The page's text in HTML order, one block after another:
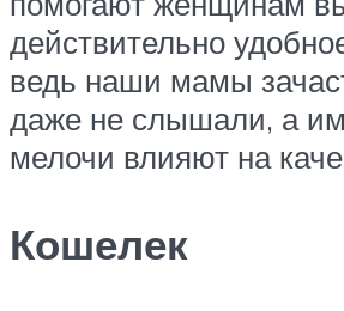
действительно
ведь наши мамы
даже не слышали, а
мелочи влияют на
Кошелек